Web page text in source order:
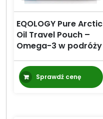
EQOLOGY Pure Arctic
Oil Travel Pouch –
Omega-3 w podróży
Sprawdź cenę